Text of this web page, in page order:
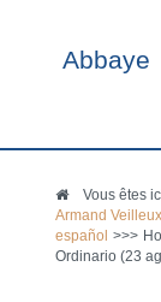
Abbaye
Vous êtes
Armand Veilleux
español
>>>
Ordinario (23